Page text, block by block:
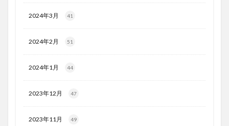
2024年3月 41
2024年2月 51
2024年1月 44
2023年12月 47
2023年11月 49